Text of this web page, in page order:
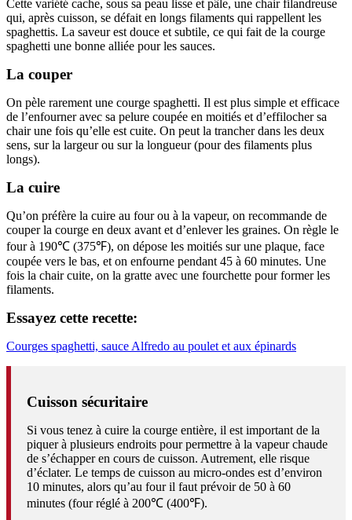
Cette variété cache, sous sa peau lisse et pâle, une chair filandreuse
qui, après cuisson, se défait en longs filaments qui rappellent les
spaghettis. La saveur est douce et subtile, ce qui fait de la courge
spaghetti une bonne alliée pour les sauces.
La couper
On pèle rarement une courge spaghetti. Il est plus simple et efficace
de l’enfourner avec sa pelure coupée en moitiés et d’effilocher sa
chair une fois qu’elle est cuite. On peut la trancher dans les deux
sens, sur la largeur ou sur la longueur (pour des filaments plus
longs).
La cuire
Qu’on préfère la cuire au four ou à la vapeur, on recommande de
couper la courge en deux avant et d’enlever les graines. On règle le
four à 190℃ (375℉), on dépose les moitiés sur une plaque, face
coupée vers le bas, et on enfourne pendant 45 à 60 minutes. Une
fois la chair cuite, on la gratte avec une fourchette pour former les
filaments.
Essayez cette recette:
Courges spaghetti, sauce Alfredo au poulet et aux épinards
Cuisson sécuritaire
Si vous tenez à cuire la courge entière, il est important de la
piquer à plusieurs endroits pour permettre à la vapeur chaude
de s’échapper en cours de cuisson. Autrement, elle risque
d’éclater. Le temps de cuisson au micro-ondes est d’environ
10 minutes, alors qu’au four il faut prévoir de 50 à 60
minutes (four réglé à 200℃ (400℉).